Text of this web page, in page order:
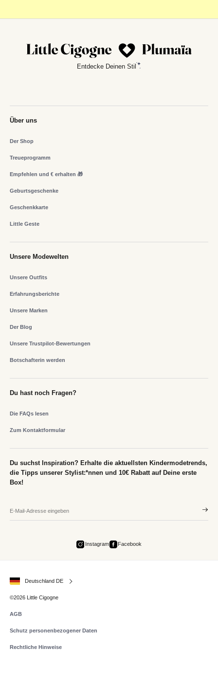
Entdecke Deinen Stil
Über uns
Der Shop
Treueprogramm
Empfehlen und € erhalten 🎁
Geburtsgeschenke
Geschenkkarte
Little Geste
Unsere Modewelten
Unsere Outfits
Erfahrungsberichte
Unsere Marken
Der Blog
Unsere Trustpilot-Bewertungen
Botschafterin werden
Du hast noch Fragen?
Die FAQs lesen
Zum Kontaktformular
Du suchst Inspiration? Erhalte die aktuellsten Kindermodetrends,
die Tipps unserer Stylist:*nnen und 10€ Rabatt auf Deine erste
Box!
Instagram Facebook
Deutschland DE
©2026 Little Cigogne
AGB
Schutz personenbezogener Daten
Rechtliche Hinweise